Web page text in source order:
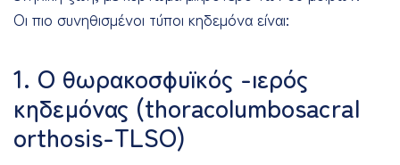
Οι πιο συνηθισμένοι τύποι κηδεμόνα είναι:
1. Ο θωρακοσφυϊκός -ιερός
κηδεμόνας (thoracolumbosacral
orthosis-TLSO)